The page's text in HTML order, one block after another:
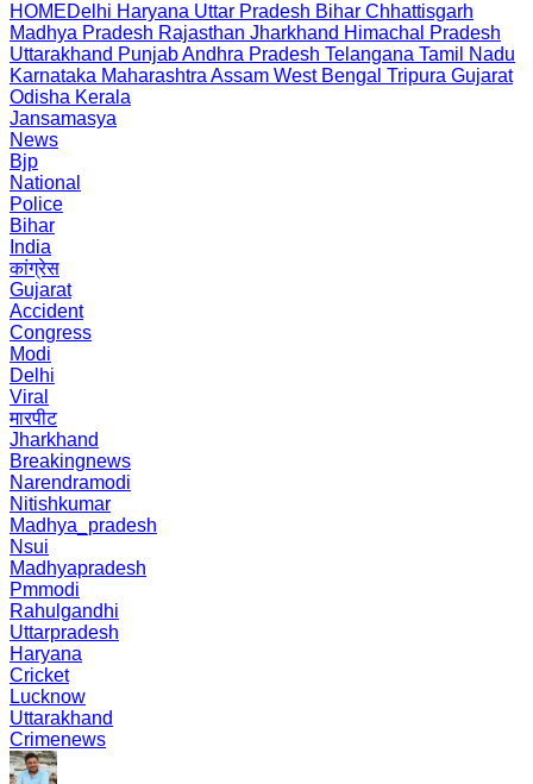
HOMEDelhi Haryana Uttar Pradesh Bihar Chhattisgarh
Madhya Pradesh Rajasthan Jharkhand Himachal Pradesh
Uttarakhand PunjabAndhra Pradesh Telangana Tamil Nadu
Karnataka Maharashtra Assam West Bengal Tripura Gujarat
Odisha Kerala
Jansamasya
News
Bjp
National
Police
Bihar
India
कांग्रेस
Gujarat
Accident
Congress
Modi
Delhi
Viral
मारपीट
Jharkhand
Breakingnews
Narendramodi
Nitishkumar
Madhya_pradesh
Nsui
Madhyapradesh
Pmmodi
Rahulgandhi
Uttarpradesh
Haryana
Cricket
Lucknow
Uttarakhand
Crimenews